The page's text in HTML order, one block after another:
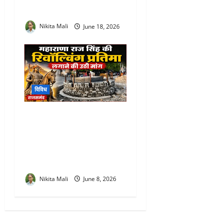
Nikita Mali June 18, 2026
विविध
Nikita Mali June 8, 2026